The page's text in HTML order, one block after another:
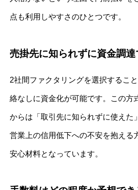
点も利用しやすさのひとつです。
売掛先に知られずに資金調
2社間ファクタリングを選択するこ
絡なしに資金化が可能です。この方
からは「取引先に知られずに使えた
営業上の信用低下への不安を抱える
安心材料となっています。